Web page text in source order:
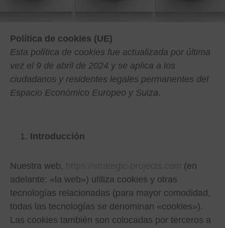
Política de cookies (UE)
Esta política de cookies fue actualizada por última
vez el 9 de abril de 2024 y se aplica a los
ciudadanos y residentes legales permanentes del
Espacio Económico Europeo y Suiza.
Introducción
Nuestra web,
(en
adelante: «la web») utiliza cookies y otras
tecnologías relacionadas (para mayor comodidad,
todas las tecnologías se denominan «cookies»).
Las cookies también son colocadas por terceros a